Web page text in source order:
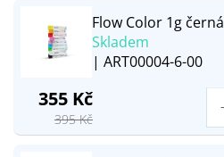
Flow Color 1g černá
Skladem
| ART00004-6-00
355 Kč
395 Kč